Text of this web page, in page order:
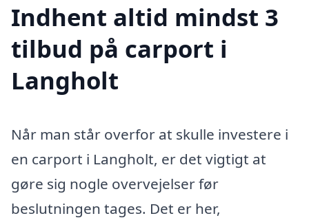
Indhent altid mindst 3
tilbud på carport i
Langholt
Når man står overfor at skulle investere i
en carport i Langholt, er det vigtigt at
gøre sig nogle overvejelser før
beslutningen tages. Det er her,